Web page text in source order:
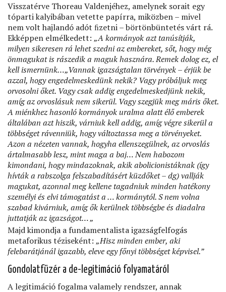
Visszatérve Thoreau Valdenjéhez, amelynek sorait egy
tóparti kalyibában vetette papírra, miközben – mivel
nem volt hajlandó adót ﬁzetni – börtönbüntetés várt rá.
Ekképpen elmélkedett: „A kormányok azt tanúsítják,
milyen sikeresen rá lehet szedni az embereket, sőt, hogy még
önmagukat is rászedik a maguk hasznára. Remek dolog ez, el
kell ismernünk…„Vannak igazságtalan törvények – érjük be
azzal, hogy engedelmeskedünk nekik? Vagy próbáljuk meg
orvosolni őket. Vagy csak addig engedelmeskedjünk nekik,
amíg az orvoslásuk nem sikerül. Vagy szegjük meg máris őket.
A miénkhez hasonló kormányok uralma alatt élő emberek
általában azt hiszik, várniuk kell addig, amíg végre sikerül a
többséget rávenniük, hogy változtassa meg a törvényeket.
Azon a nézeten vannak, hogyha ellenszegülnek, az orvoslás
ártalmasabb lesz, mint maga a baj… Nem habozom
kimondani, hogy mindazoknak, akik abolicionistáknak (így
hívták a rabszolga felszabadításért küzdőket – dg) vallják
magukat, azonnal meg kellene tagadniuk minden hatékony
személyi és elvi támogatást a … kormánytól. S nem volna
szabad kivárniuk, amíg ők kerülnek többségbe és diadalra
juttatják az igazságot… „
Majd kimondja a fundamentalista igazságfelfogás
metaforikus téziseként: „Hisz minden ember, aki
felebarátjánál igazabb, eleve egy főnyi többséget képvisel.”
Gondolatfüzér a de-legitimáció folyamatáról
A legitimáció fogalma valamely rendszer, annak